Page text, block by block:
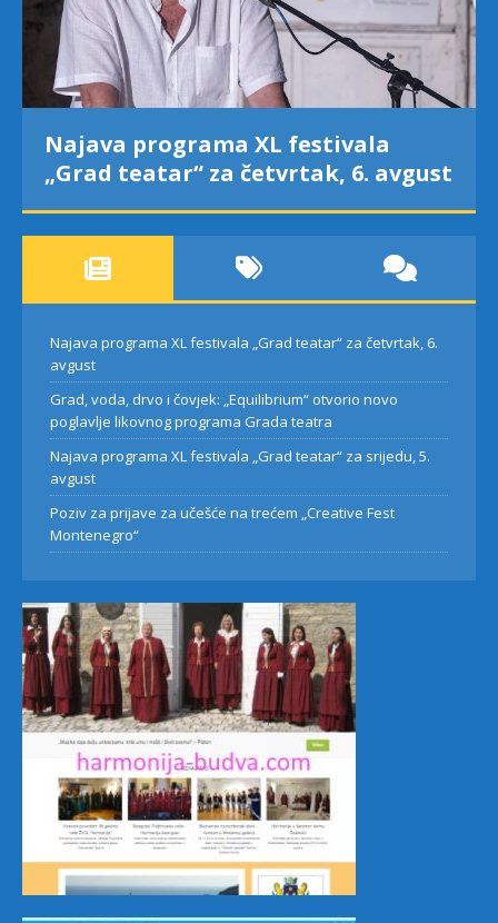
Najava programa XL festivala
„Grad teatar“ za četvrtak, 6. avgust
Najava programa XL festivala „Grad teatar“ za četvrtak, 6.
avgust
Grad, voda, drvo i čovjek: „Equilibrium“ otvorio novo
poglavlje likovnog programa Grada teatra
Najava programa XL festivala „Grad teatar“ za srijedu, 5.
avgust
Poziv za prijave za učešće na trećem „Creative Fest
Montenegro“